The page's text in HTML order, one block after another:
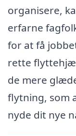
organisere,
erfarne
for at få
rette
de mere
flytning, som
nyde dit nye